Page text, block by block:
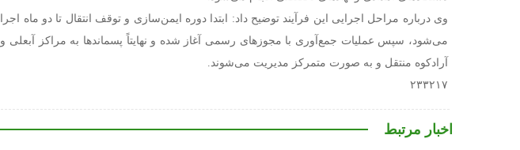
وی درباره مراحل اجرایی این فرآیند توضیح داد: ابتدا دوره ایمن‌سازی و توقف انتقال تا دو ماه اجرا
می‌شود، سپس عملیات جمع‌آوری با مجوزهای رسمی آغاز شده و نهایتاً پسماندها به مراکز آبعلی و
آرادکوه منتقل و به‌ صورت متمرکز مدیریت می‌شوند.
۲۳۳۲۱۷
اخبار مرتبط